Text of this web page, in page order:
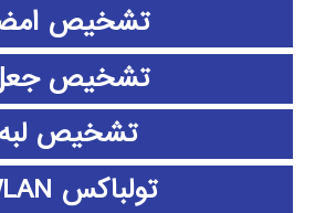
تشخیص
تشخیص
تشخیص لبه
تولباکس WLAN